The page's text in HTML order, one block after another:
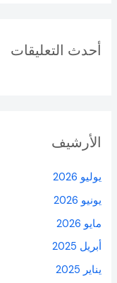
أحدث التعليقات
الأرشيف
يوليو 2026
يونيو 2026
مايو 2026
أبريل 2025
يناير 2025